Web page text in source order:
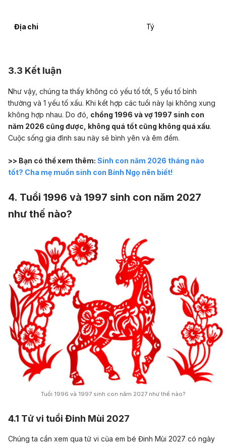
Địa chi Tý
3.3 Kết luận
Như vậy, chúng ta thấy không có yếu tố tốt, 5 yếu tố bình
thường và 1 yếu tố xấu. Khi kết hợp các tuổi này lại không xung
không hợp nhau. Do đó, chồng 1996 và vợ 1997 sinh con
năm 2026 cũng được, không quá tốt cũng không quá xấu.
Cuộc sống gia đình sau này sẽ bình yên và êm đềm.
>> Bạn có thể xem thêm: Sinh con năm 2026 tháng nào
tốt? Cha mẹ muốn sinh con Bính Ngọ nên biết!
4. Tuổi 1996 và 1997 sinh con năm 2027
như thế nào?
Tuổi 1996 và 1997 sinh con năm 2027 như thế nào?
4.1 Tử vi tuổi Đinh Mùi 2027
Chúng ta cần xem qua tử vi của em bé Đinh Mùi 2027 có ngày